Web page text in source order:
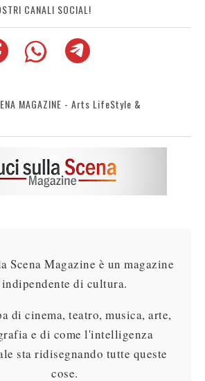
CANALI SOCIAL!
MAGAZINE - Arts LifeStyle &
Scena Magazine è un magazine
indipendente di cultura.
di cinema, teatro, musica, arte,
e di come l'intelligenza
sta ridisegnando tutte queste
cose.